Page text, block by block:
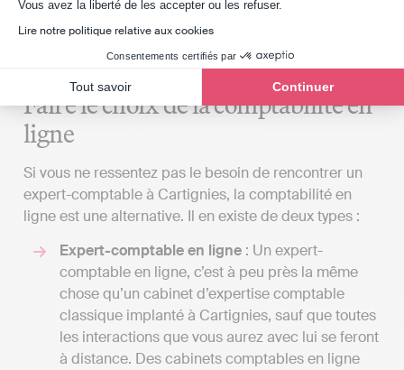
Vous avez la liberté de les accepter ou les refuser.
Lire notre politique relative aux cookies
Consentements certifiés par
Tout savoir Continuer
répondent pas à vos attentes, même si cela
réunions importantes.
Faire le choix de la comptabilité en
ligne
Si vous ne ressentez pas le besoin de rencontrer un
expert-comptable à Cartignies, la comptabilité en
ligne est une alternative. Il en existe de deux types :
Expert-comptable en ligne : Un expert-
comptable en ligne, c’est à peu près la même
chose qu’un cabinet d’expertise comptable
classique implanté à Cartignies, sauf que toutes
les interactions que vous aurez avec lui se feront
à distance. Des cabinets comptables en ligne